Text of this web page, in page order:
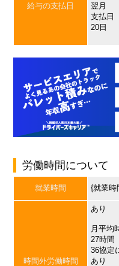
給与の支払日
翌月
支払日
20日
労働時間について
就業時間 {就業時
時間外労働時間
あり
月平均
27時間
36協定
あり